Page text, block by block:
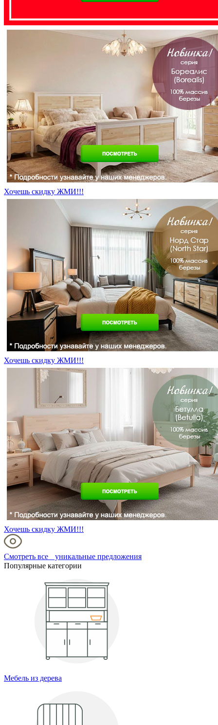
Хочешь скидку ЖМИ!!!
Хочешь скидку ЖМИ!!!
Хочешь скидку ЖМИ!!!
Смотреть все уникальные предложения
Популярные категории
Мебель из дерева